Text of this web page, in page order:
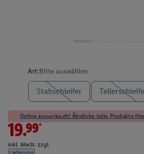
Art:Bitte auswählen
Stabschleifer
Online ausverkauft! Ähnliche tolle Produkte
19.99*
inkl. MwSt. zzgl.